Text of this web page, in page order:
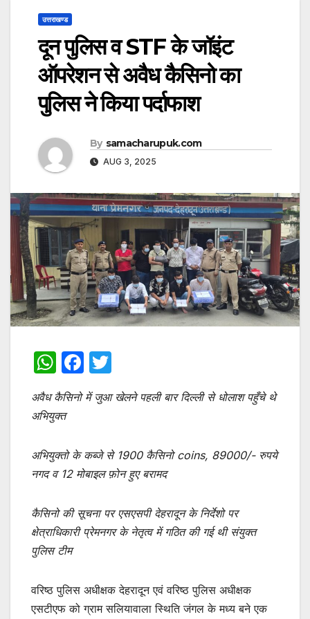
उत्तराखण्ड
दून पुलिस व STF के जॉइंट
ऑपरेशन से अवैध कैसिनो का
पुलिस ने किया पर्दाफाश
By samacharupuk.com
AUG 3, 2025
W
h
at
s
A
p
F
a
c
b
o
k
w
itt
अवैध कैसिनो में जुआ खेलने पहली बार दिल्ली से धोलाश पहुँचे थे
अभियुक्त
अभियुक्तो के कब्जे से 1900 कैसिनो coins, 89000/- रुपये
नगद व 12 मोबाइल फ़ोन हुए बरामद
कैसिनो की सूचना पर एसएसपी देहरादून के निर्देशो पर
क्षेत्राधिकारी प्रेमनगर के नेतृत्व में गठित की गई थी संयुक्त
पुलिस टीम
वरिष्ठ पुलिस अधीक्षक देहरादून एवं वरिष्ठ पुलिस अधीक्षक
एसटीएफ को ग्राम सलियावाला स्थिति जंगल के मध्य बने एक